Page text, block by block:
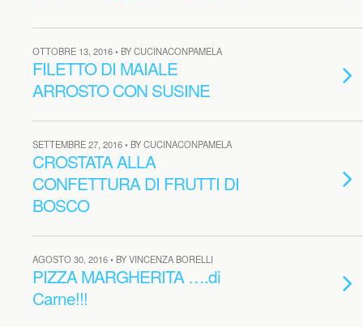
OTTOBRE 13, 2016 • BY CUCINACONPAMELA
FILETTO DI MAIALE
ARROSTO CON SUSINE
SETTEMBRE 27, 2016 • BY CUCINACONPAMELA
CROSTATA ALLA
CONFETTURA DI FRUTTI DI
BOSCO
AGOSTO 30, 2016 • BY VINCENZA BORELLI
PIZZA MARGHERITA ….di
Carne!!!